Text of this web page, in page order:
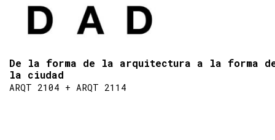
De la forma de la arquitectura a la forma
la ciudad
ARQT 2104 + ARQT 2114